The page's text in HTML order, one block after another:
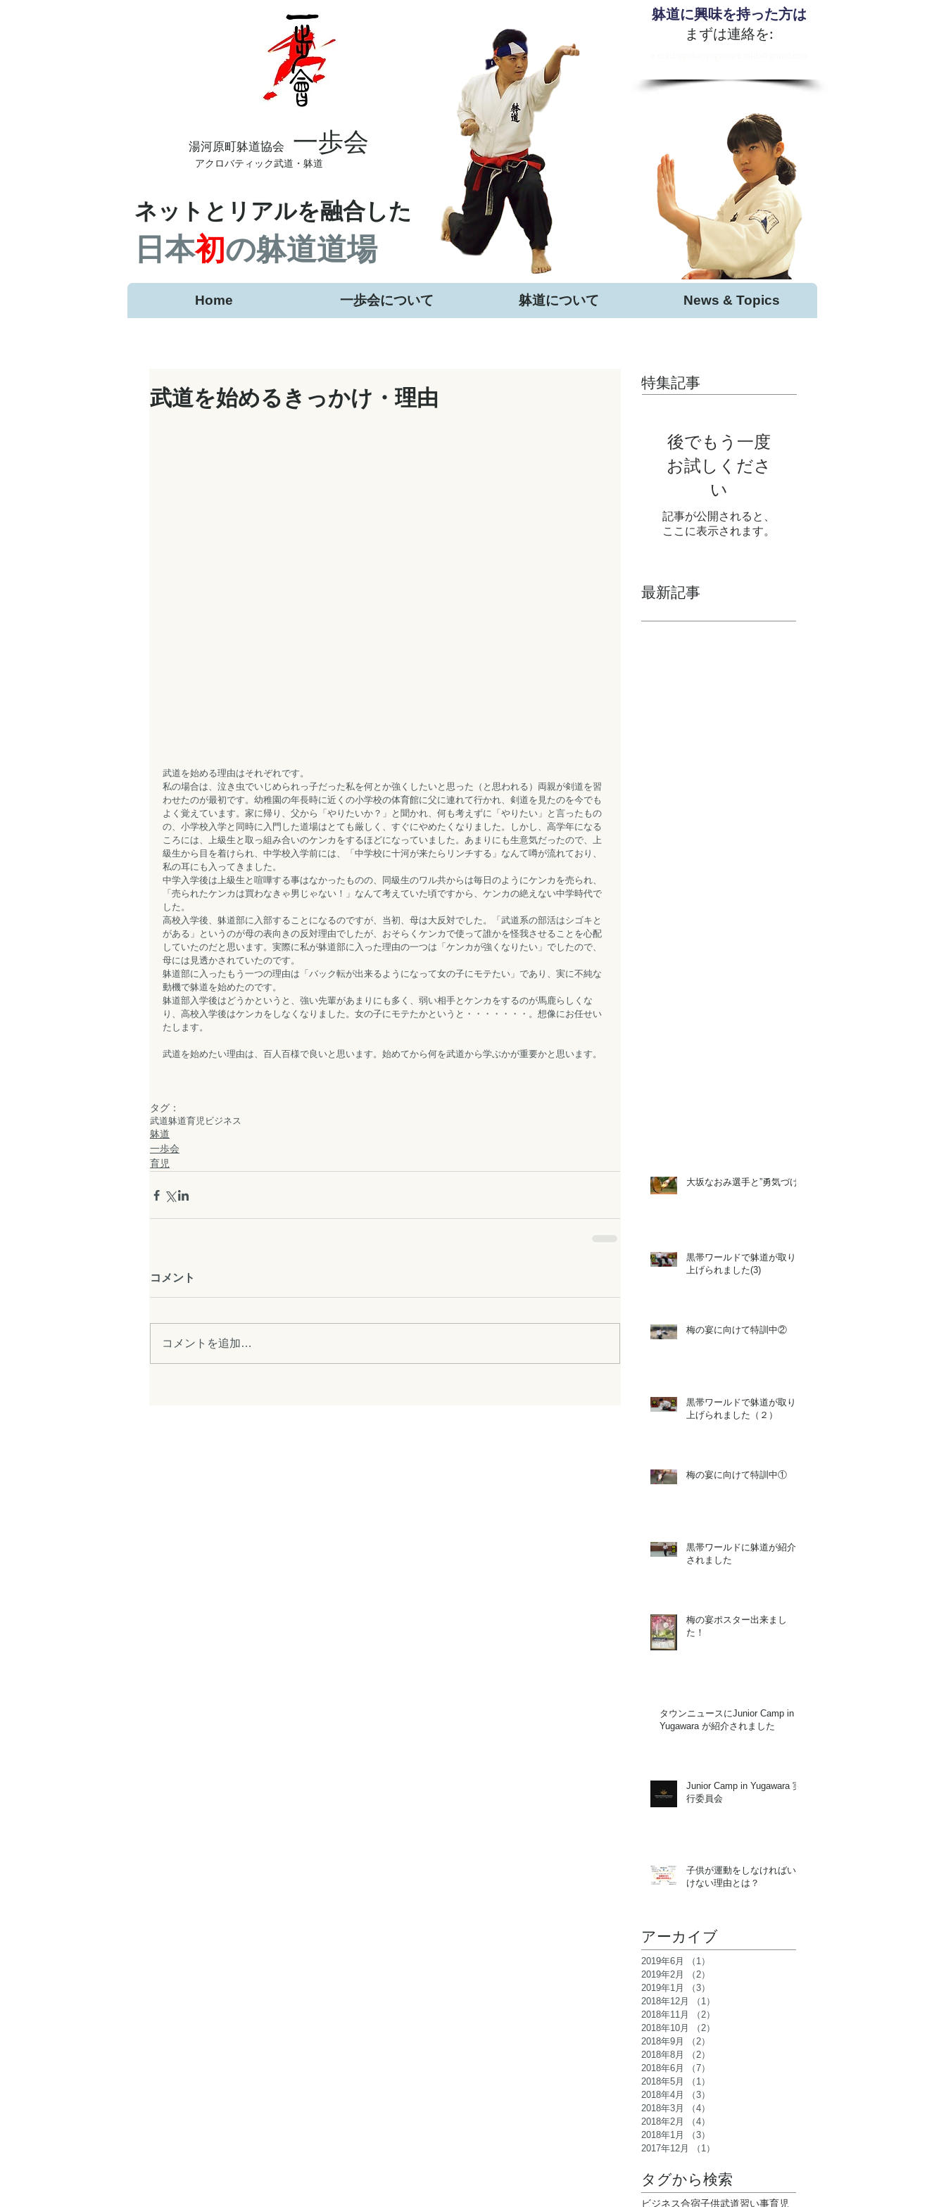
​湯河原町躰道協会 一歩会
アクロバティック武道・躰道
ネットとリアルを融合した
日本初の躰道道場
躰道に興味を持った方は
まずは連絡を:
Home 一歩会について 躰道について News & Topics
武道を始めるきっかけ・理由
武道を始める理由はそれぞれです。
私の場合は、泣き虫でいじめられっ子だった私を何とか強くしたいと思った（と思われる）両親が剣道を習
わせたのが最初です。幼稚園の年長時に近くの小学校の体育館に父に連れて行かれ、剣道を見たのを今でも
よく覚えています。家に帰り、父から「やりたいか？」と聞かれ、何も考えずに「やりたい」と言ったもの
の、小学校入学と同時に入門した道場はとても厳しく、すぐにやめたくなりました。しかし、高学年になる
ころには、上級生と取っ組み合いのケンカをするほどになっていました。あまりにも生意気だったので、上
級生から目を着けられ、中学校入学前には、「中学校に十河が来たらリンチする」なんて噂が流れており、
私の耳にも入ってきました。
中学入学後は上級生と喧嘩する事はなかったものの、同級生のワル共からは毎日のようにケンカを売られ、
「売られたケンカは買わなきゃ男じゃない！」なんて考えていた頃ですから、ケンカの絶えない中学時代で
した。
高校入学後、躰道部に入部することになるのですが、当初、母は大反対でした。「武道系の部活はシゴキと
がある」というのが母の表向きの反対理由でしたが、おそらくケンカで使って誰かを怪我させることを心配
していたのだと思います。実際に私が躰道部に入った理由の一つは「ケンカが強くなりたい」でしたので、
母には見透かされていたのです。
躰道部に入ったもう一つの理由は「バック転が出来るようになって女の子にモテたい」であり、実に不純な
動機で躰道を始めたのです。
躰道部入学後はどうかというと、強い先輩があまりにも多く、弱い相手とケンカをするのが馬鹿らしくな
り、高校入学後はケンカをしなくなりました。女の子にモテたかというと・・・・・・・。想像にお任せい
たします。
武道を始めたい理由は、百人百様で良いと思います。始めてから何を武道から学ぶかが重要かと思います。
タグ：
武道躰道育児ビジネス
躰道
一歩会
育児
コメント
コメントを追加…
特集記事
後でもう一度
お試しくださ
い
記事が公開されると、
ここに表示されます。
最新記事
大坂なおみ選手と”勇気づけ”
黒帯ワールドで躰道が取り
上げられました(3)
梅の宴に向けて特訓中②
黒帯ワールドで躰道が取り
上げられました（２）
梅の宴に向けて特訓中①
黒帯ワールドに躰道が紹介
されました
梅の宴ポスター出来まし
た！
タウンニュースにJunior Camp in
Yugawara が紹介されました
Junior Camp in Yugawara 実
行委員会
子供が運動をしなければい
けない理由とは？
アーカイブ
2019年6月 （1）
2019年2月
（2）
2019年1月
（3）
2018年12月
（1）
2018年11月
（2）
2018年10月
（2）
2018年9月
（2）
2018年8月
（2）
2018年6月
（7）
2018年5月
（1）
2018年4月
（3）
2018年3月
（4）
2018年2月
（4）
2018年1月
（3）
2017年12月
（1）
タグから検索
ビジネス合宿子供武道習い事育児